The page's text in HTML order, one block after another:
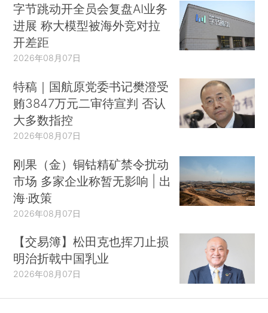
字节跳动开全员会复盘AI业务
进展 称大模型被海外竞对拉
开差距
2026年08月07日
特稿｜国航原党委书记樊澄受
贿3847万元二审待宣判 否认
大多数指控
2026年08月07日
刚果（金）铜钴精矿禁令扰动
市场 多家企业称暂无影响 | 出
海·政策
2026年08月07日
【交易簿】松田克也挥刀止损
明治折戟中国乳业
2026年08月07日